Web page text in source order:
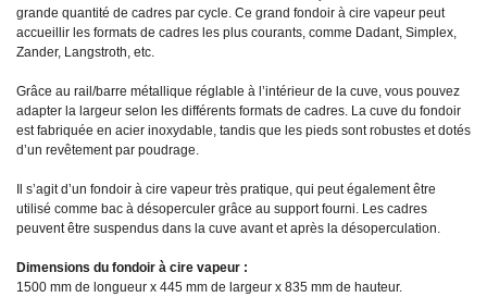
grande quantité de cadres par cycle. Ce grand fondoir à cire vapeur peut
accueillir les formats de cadres les plus courants, comme Dadant, Simplex,
Zander, Langstroth, etc.
Grâce au rail/barre métallique réglable à l’intérieur de la cuve, vous pouvez
adapter la largeur selon les différents formats de cadres. La cuve du fondoir
est fabriquée en acier inoxydable, tandis que les pieds sont robustes et dotés
d’un revêtement par poudrage.
Il s’agit d’un fondoir à cire vapeur très pratique, qui peut également être
utilisé comme bac à désoperculer grâce au support fourni. Les cadres
peuvent être suspendus dans la cuve avant et après la désoperculation.
Dimensions du fondoir à cire vapeur :
1500 mm de longueur x 445 mm de largeur x 835 mm de hauteur.